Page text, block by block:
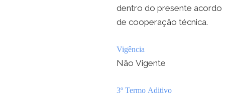
dentro do presente acordo
de cooperação técnica.
Vigência
Não Vigente
3º Termo Aditivo